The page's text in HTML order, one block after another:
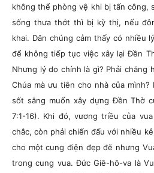
không thể phòng vệ khi bị tấn công,
sống thưa thớt thì bị kỳ thị, nếu
khai. Dân chúng cảm thấy có nhiều
để không tiếp tục việc xây lại Đền
Nhưng lý do chính là gì? Phải chăng
Chúa mà ưu tiên cho nhà của
sốt sắng muốn xây dựng Đền Thờ
7:1-16). Khi đó, vương triều của
chắc, còn phải chiến đấu với nhiều
cho một cung điện đẹp đẽ nhưng
trong cung vua. Đức Giê-hô-va là